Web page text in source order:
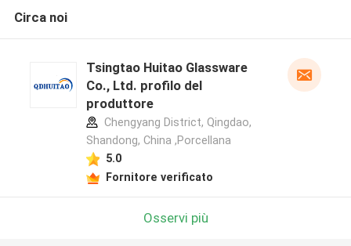
Circa noi
Tsingtao Huitao Glassware
Co., Ltd. profilo del
produttore
Chengyang District, Qingdao,
Shandong, China ,Porcellana
5.0
Fornitore verificato
Osservi più